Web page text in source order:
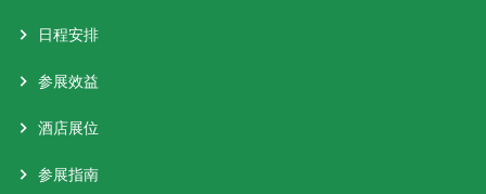
日程安排
参展效益
酒店展位
参展指南